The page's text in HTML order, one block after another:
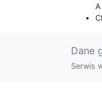
A
Dane
Serwis